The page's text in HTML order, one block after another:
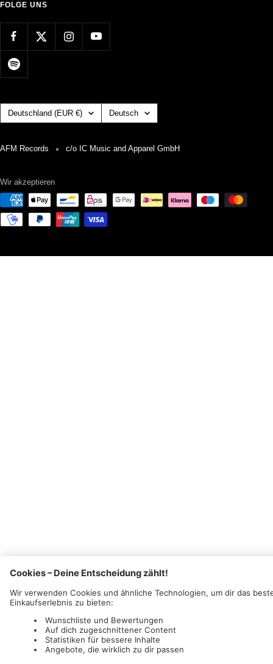
FOLGE UNS
Land/Region Deutschland (EUR €) Sprache
Deutsch
AFM Records c/o IC Music and Apparel GmbH
Wir akzeptieren